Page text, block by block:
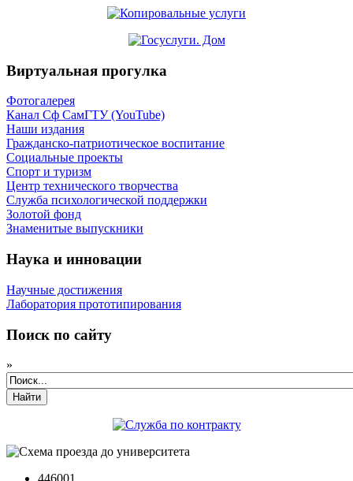
Виртуальная прогулка
Фотогалерея
Канал Сф СамГТУ (YouTube)
Наши издания
Гражданско-патриотическое воспитание
Социальные проекты
Спорт и туризм
Центр технического творчества
Служба психологической поддержки
Золотой фонд
Знаменитые выпускники
Наука и инновации
Научные достижения
Лаборатория прототипирования
Поиск по сайту
»
Найти